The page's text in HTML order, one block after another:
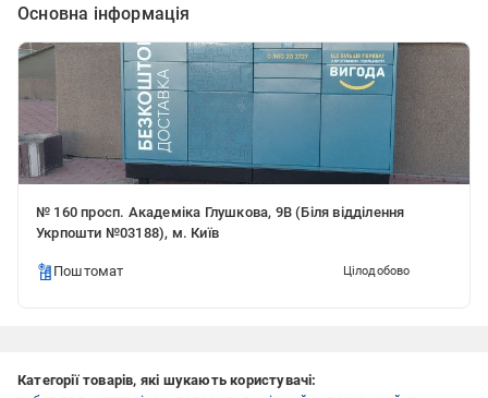
Основна інформація
№ 160 просп. Академіка Глушкова, 9В (Біля відділення
Укрпошти №03188), м. Київ
Поштомат Цілодобово
Категорії товарів, які шукають користувачі: